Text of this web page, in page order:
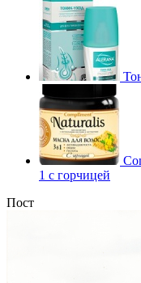
1 с горчицей
Пост